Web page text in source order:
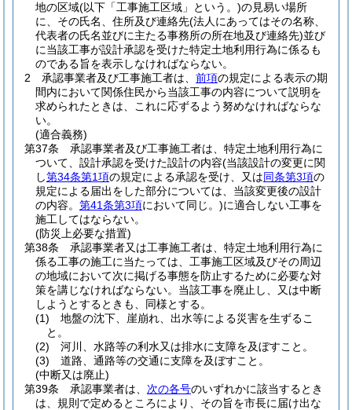
地の区域(以下「工事施工区域」という。)の見易い場所
に、その氏名、住所及び連絡先(法人にあってはその名称、
代表者の氏名並びに主たる事務所の所在地及び連絡先)並び
に当該工事が設計承認を受けた特定土地利用行為に係るも
のである旨を表示しなければならない。
2
承認事業者及び工事施工者は、 前項の規定による表示の期
間内において関係住民から当該工事の内容について説明を
求められたときは、これに応ずるよう努めなければならな
い。
(適合義務)
第37条
承認事業者及び工事施工者は、特定土地利用行為に
ついて、設計承認を受けた設計の内容(当該設計の変更に関
し第34条第1項の規定による承認を受け、又は同条第3項の
規定による届出をした部分については、当該変更後の設計
の内容。 第41条第3項において同じ。)に適合しない工事を
施工してはならない。
(防災上必要な措置)
第38条
承認事業者又は工事施工者は、特定土地利用行為に
係る工事の施工に当たっては、工事施工区域及びその周辺
の地域において次に掲げる事態を防止するために必要な対
策を講じなければならない。 当該工事を廃止し、又は中断
しようとするときも、同様とする。
(1)
地盤の沈下、崖崩れ、出水等による災害を生ずるこ
と。
(2)
河川、水路等の利水又は排水に支障を及ぼすこと。
(3)
道路、通路等の交通に支障を及ぼすこと。
(中断又は廃止)
第39条
承認事業者は、 次の各号のいずれかに該当するとき
は、規則で定めるところにより、その旨を市長に届け出な